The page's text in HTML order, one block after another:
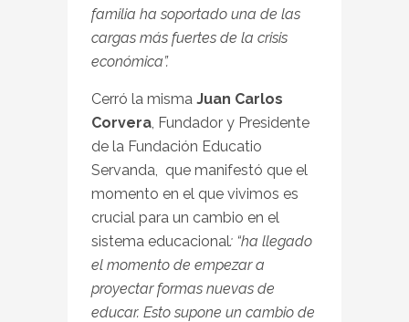
familia ha soportado una de las
cargas más fuertes de la crisis
económica”.
Cerró la misma Juan Carlos
Corvera, Fundador y Presidente
de la Fundación Educatio
Servanda, que manifestó que el
momento en el que vivimos es
crucial para un cambio en el
sistema educacional: “ha llegado
el momento de empezar a
proyectar formas nuevas de
educar. Esto supone un cambio de